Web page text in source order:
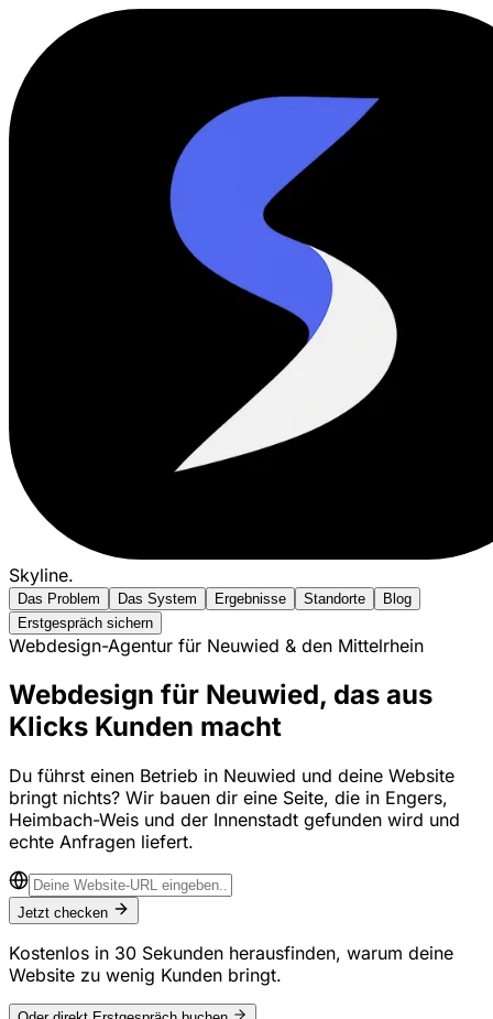
Skyline.
Das Problem Das System Ergebnisse Standorte
Blog
Erstgespräch sichern
Webdesign-Agentur für Neuwied & den Mittelrhein
Webdesign für Neuwied, das aus
Klicks Kunden macht
Du führst einen Betrieb in Neuwied und deine Website
bringt nichts? Wir bauen dir eine Seite, die in Engers,
Heimbach-Weis und der Innenstadt gefunden wird und
echte Anfragen liefert.
Jetzt checken
Kostenlos in 30 Sekunden herausfinden, warum deine
Website zu wenig Kunden bringt.